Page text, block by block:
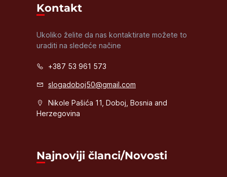
Kontakt
Ukoliko želite da nas kontaktirate možete to
uraditi na sledeće načine
+387 53 961 573
slogadoboj50@gmail.com
Nikole Pašića 11, Doboj, Bosnia and
Herzegovina
Najnoviji članci/Novosti